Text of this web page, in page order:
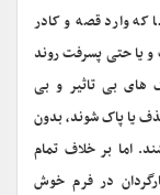
وارد قصه و کادر
و یا حتی پسرفت روند
های بی تاثیر و بی
یا پاک شوند، بدون
اما بر خلاف تمام
در فرم خوش